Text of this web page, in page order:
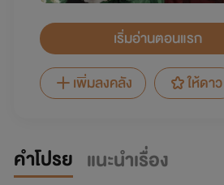
เริ่มอ่านตอนแรก
เพิ่มลงคลัง
ให้ดาว
คำโปรย แนะนำเรื่อง